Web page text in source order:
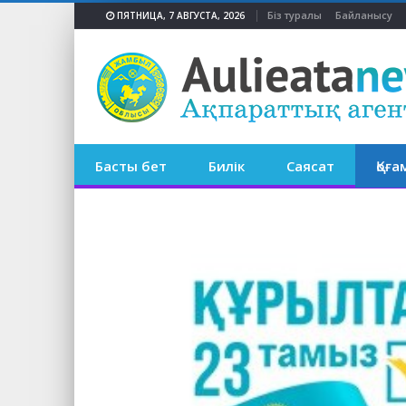
ПЯТНИЦА, 7 АВГУСТА, 2026 Біз туралы Байланысу
Басты бет Билік Саясат